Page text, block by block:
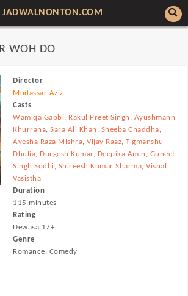
JADWALNONTON.COM
WOH DO
Director
Mudassar Aziz
Casts
Wamiqa Gabbi, Rakul Preet Singh , Ayushmann
Khurrana,Sara Ali Khan , Sheeba Chaddha,
Ayesha Raza Mishra,Vijay Raaz,Tigmanshu
Dhulia, Durgesh Kumar, Deepika Amin , Guneet
Singh Sodhi, Shireesh Kumar Sharma,Vishal
Vasistha
Duration
115 minutes
Rating
Dewasa 17+
Genre
Romance, Comedy